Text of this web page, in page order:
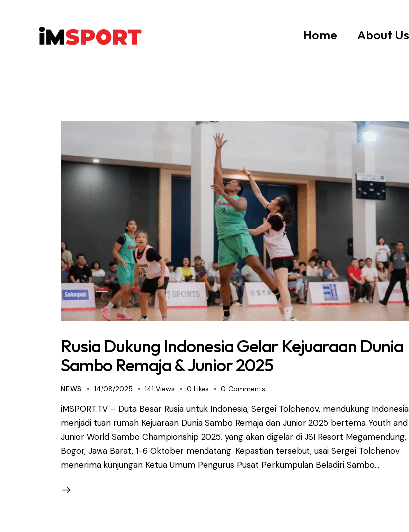
Home About Us
Rusia Dukung Indonesia Gelar Kejuaraan Dunia
Sambo Remaja & Junior 2025
NEWS 14/08/2025 141 Views 0 Likes 0 Comments
iMSPORT.TV – Duta Besar Rusia untuk Indonesia, Sergei Tolchenov, mendukung Indonesia
menjadi tuan rumah Kejuaraan Dunia Sambo Remaja dan Junior 2025 bertema Youth and
Junior World Sambo Championship 2025. yang akan digelar di JSI Resort Megamendung,
Bogor, Jawa Barat, 1-6 Oktober mendatang. Kepastian tersebut, usai Sergei Tolchenov
menerima kunjungan Ketua Umum Pengurus Pusat Perkumpulan Beladiri Sambo…